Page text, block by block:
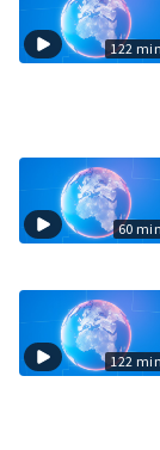
122 min
60 min
122 min